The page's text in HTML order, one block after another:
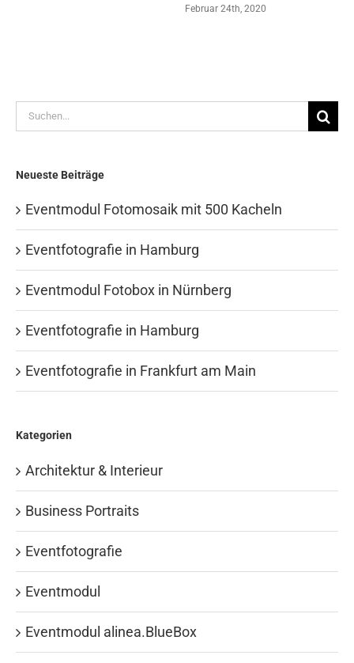
Februar 24th, 2020
Suche
nach:
Neueste Beiträge
Eventmodul Fotomosaik mit 500 Kacheln
Eventfotografie in Hamburg
Eventmodul Fotobox in Nürnberg
Eventfotografie in Hamburg
Eventfotografie in Frankfurt am Main
Kategorien
Architektur & Interieur
Business Portraits
Eventfotografie
Eventmodul
Eventmodul alinea.BlueBox